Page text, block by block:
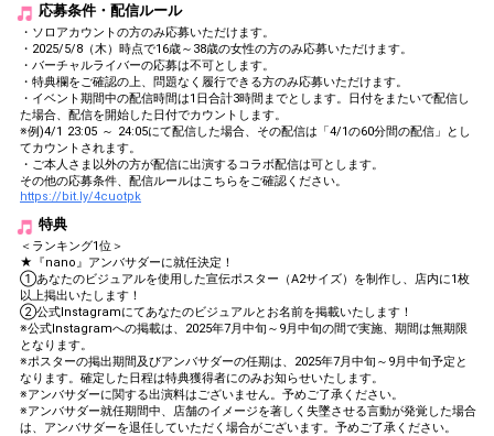
応募条件・配信ルール
・ソロアカウントの方のみ応募いただけます。
・2025/5/8（木）時点で16歳～38歳の女性の方のみ応募いただけます。
・バーチャルライバーの応募は不可とします。
・特典欄をご確認の上、問題なく履行できる方のみ応募いただけます。
・イベント期間中の配信時間は1日合計3時間までとします。日付をまたいで配信し
た場合、配信を開始した日付でカウントします。
※例)4/1 23:05 ～ 24:05にて配信した場合、その配信は「4/1の60分間の配信」とし
てカウントされます。
・ご本人さま以外の方が配信に出演するコラボ配信は可とします。
その他の応募条件、配信ルールはこちらをご確認ください。
https://bit.ly/4cuotpk
特典
＜ランキング1位＞
★『nano』アンバサダーに就任決定！
①あなたのビジュアルを使用した宣伝ポスター（A2サイズ）を制作し、店内に1枚
以上掲出いたします！
②公式Instagramにてあなたのビジュアルとお名前を掲載いたします！
※公式Instagramへの掲載は、2025年7月中旬～9月中旬の間で実施、期間は無期限
となります。
※ポスターの掲出期間及びアンバサダーの任期は、2025年7月中旬～9月中旬予定と
なります。確定した日程は特典獲得者にのみお知らせいたします。
※アンバサダーに関する出演料はございません。予めご了承ください。
※アンバサダー就任期間中、店舗のイメージを著しく失墜させる言動が発覚した場合
は、アンバサダーを退任していただく場合がございます。予めご了承ください。